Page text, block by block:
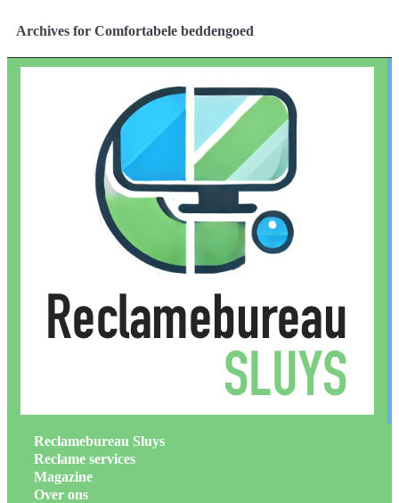
Archives for Comfortabele beddengoed
Reclamebureau Sluys
Reclame services
Magazine
Over ons